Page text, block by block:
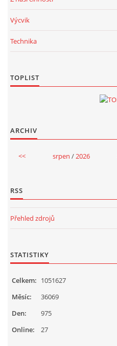
Výcvik
Technika
TOPLIST
ARCHIV
<< srpen /2026
RSS
Přehled zdrojů
STATISTIKY
Online: 27
Celkem: 1051627
Měsíc:
36069
Den:
975